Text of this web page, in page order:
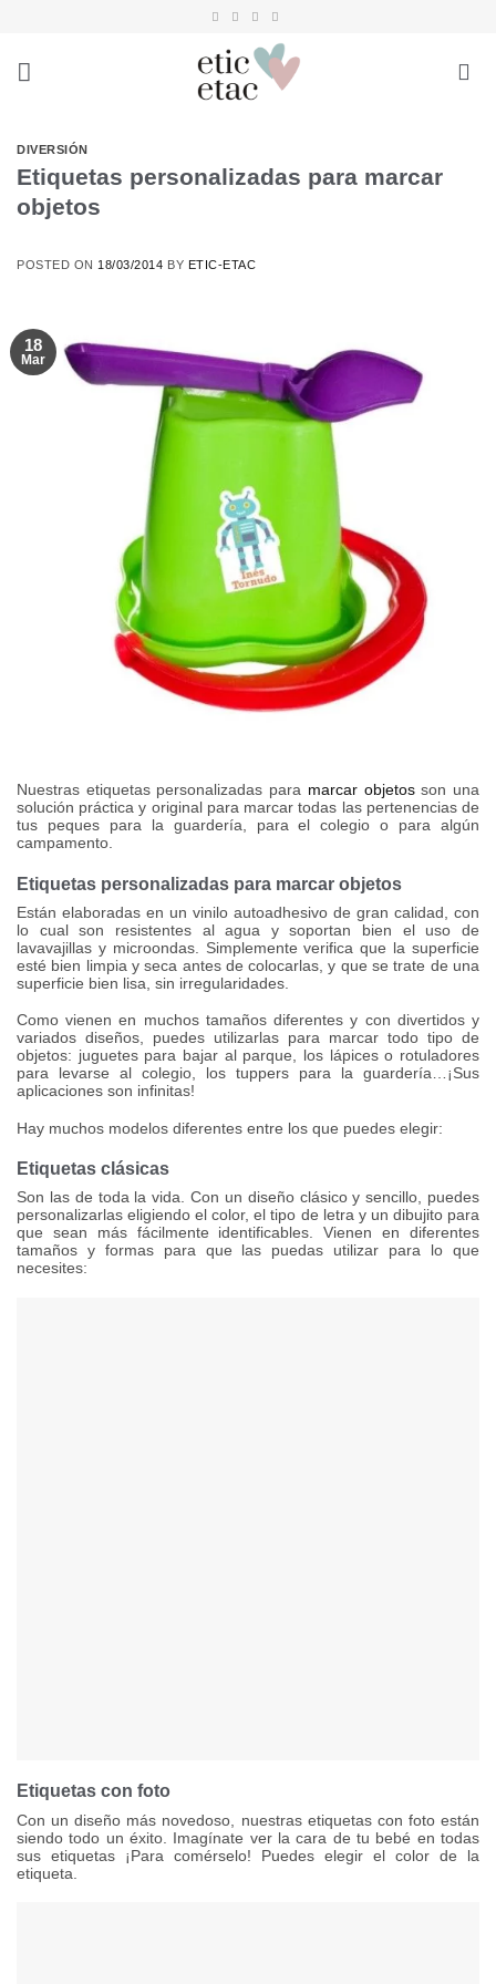
DIVERSIÓN
Etiquetas personalizadas para marcar
objetos
POSTED ON 18/03/2014 BY ETIC-ETAC
18
Mar
Nuestras etiquetas personalizadas para marcar objetosson una
solución práctica y original para marcar todas las pertenencias de
tus peques para la guardería, para el colegio o para algún
campamento.
Etiquetas personalizadas para marcar objetos
Están elaboradas en un vinilo autoadhesivo de gran calidad, con
lo cual son resistentes al agua y soportan bien el uso de
lavavajillas y microondas. Simplemente verifica que la superficie
esté bien limpia y seca antes de colocarlas, y que se trate de una
superficie bien lisa, sin irregularidades.
Como vienen en muchos tamaños diferentes y con divertidos y
variados diseños, puedes utilizarlas para marcar todo tipo de
objetos: juguetes para bajar al parque, los lápices o rotuladores
para levarse al colegio, los tuppers para la guardería…¡Sus
aplicaciones son infinitas!
Hay muchos modelos diferentes entre los que puedes elegir:
Etiquetas clásicas
Son las de toda la vida. Con un diseño clásico y sencillo, puedes
personalizarlas eligiendo el color, el tipo de letra y un dibujito para
que sean más fácilmente identificables. Vienen en diferentes
tamaños y formas para que las puedas utilizar para lo que
necesites:
Etiquetas con foto
Con un diseño más novedoso, nuestras etiquetas con foto están
siendo todo un éxito. Imagínate ver la cara de tu bebé en todas
sus etiquetas ¡Para comérselo! Puedes elegir el color de la
etiqueta.